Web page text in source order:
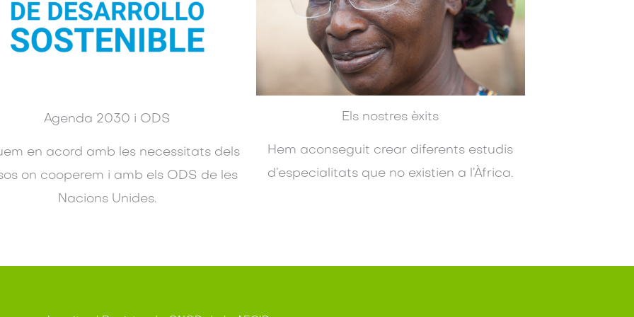
Agenda 2030 i ODS
en acord amb les necessitats dels
on cooperem i amb els ODS de les
Nacions Unides.
Els nostres èxits
Hem aconseguit crear diferents estudis
d’especialitats que no existien a l’Àfrica.